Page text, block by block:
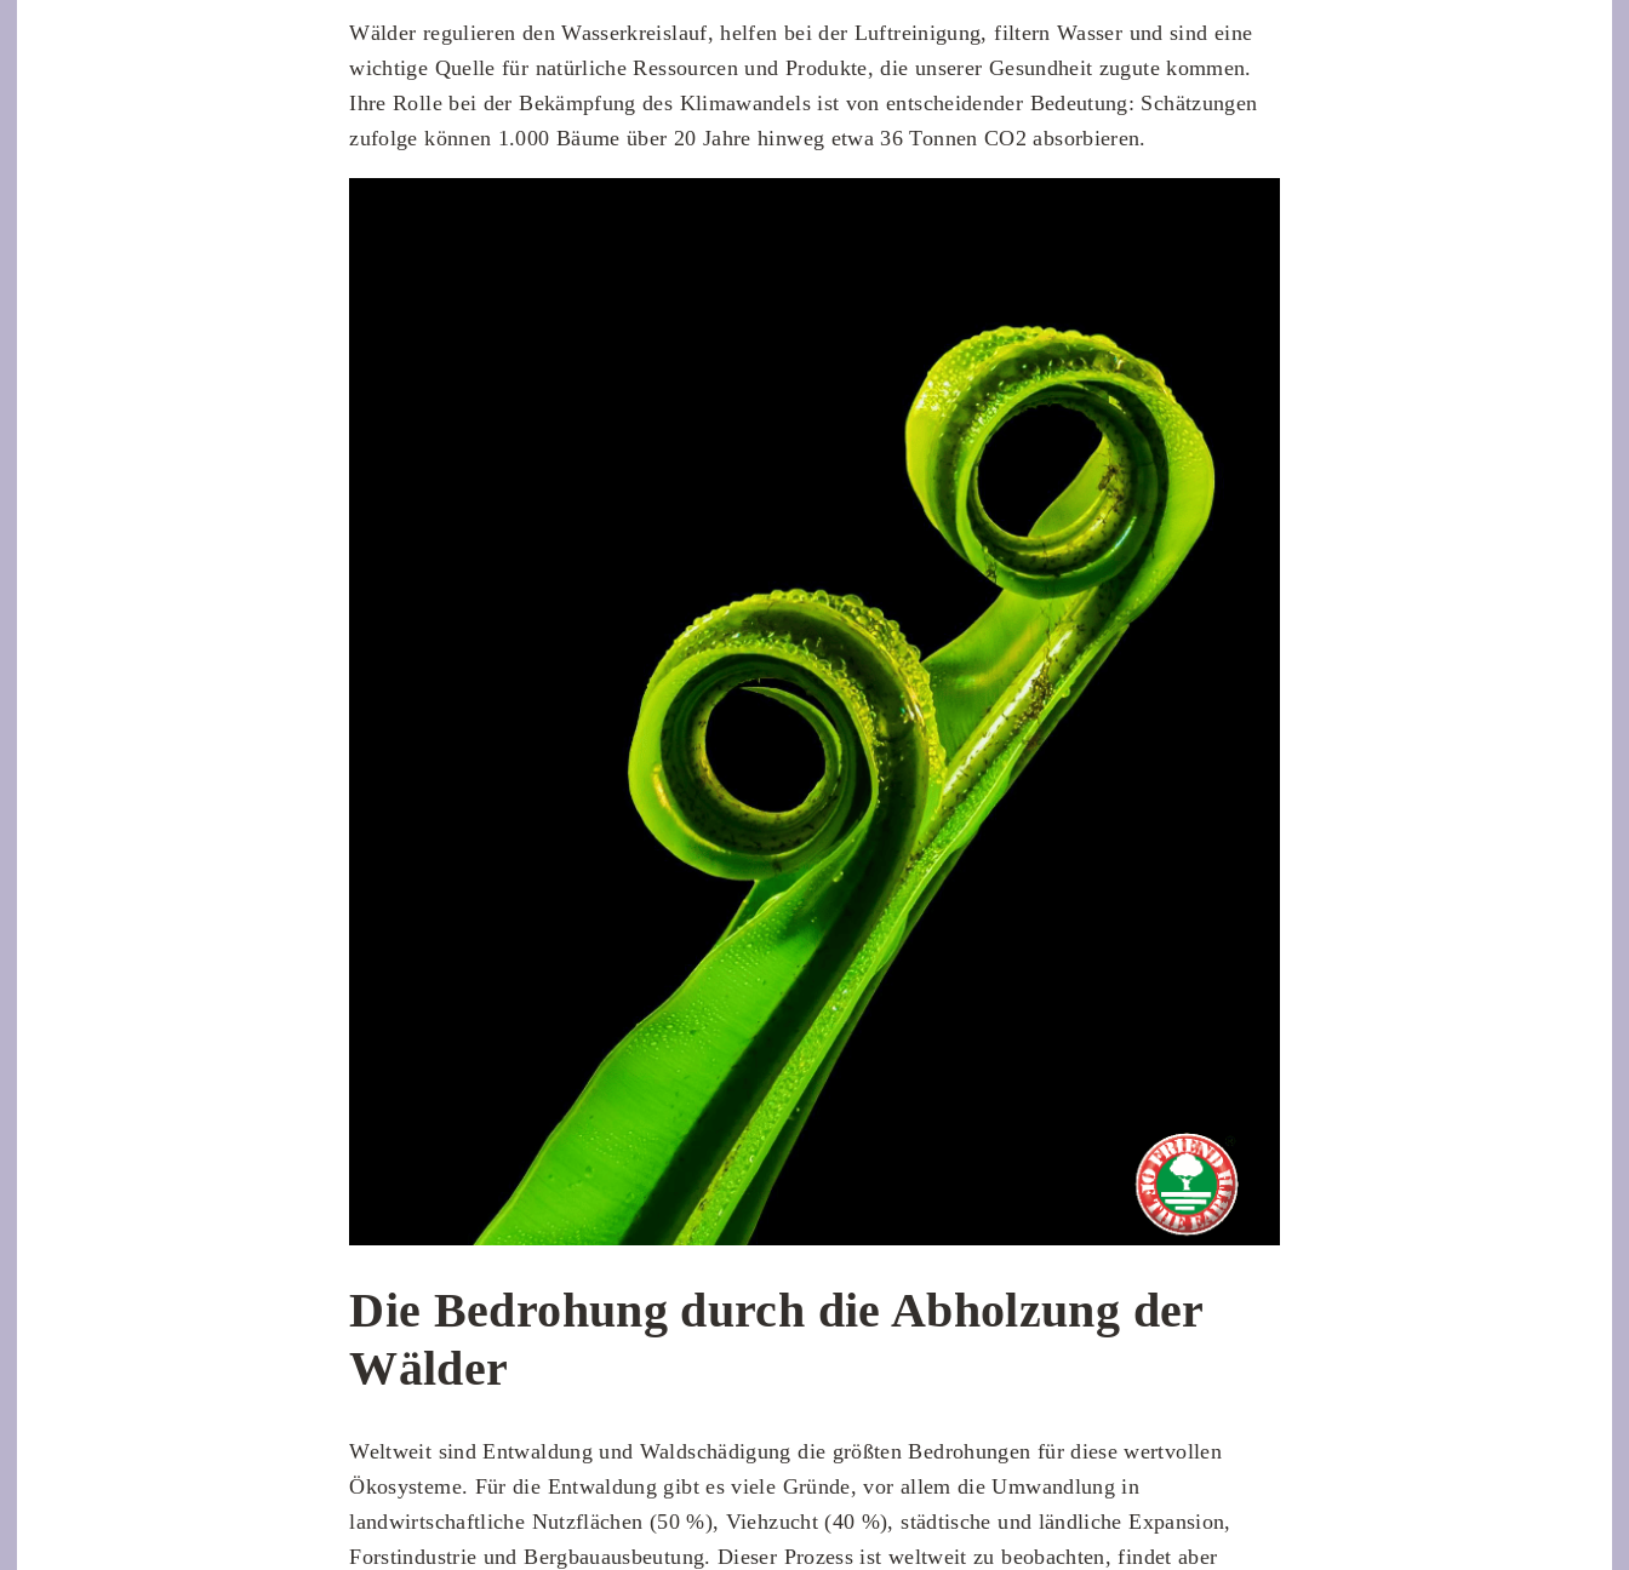
Wälder regulieren den Wasserkreislauf, helfen bei der Luftreinigung, filtern Wasser und sind eine
wichtige Quelle für natürliche Ressourcen und Produkte, die unserer Gesundheit zugute kommen.
Ihre Rolle bei der Bekämpfung des Klimawandels ist von entscheidender Bedeutung: Schätzungen
zufolge können 1.000 Bäume über 20 Jahre hinweg etwa 36 Tonnen CO2 absorbieren.
Die Bedrohung durch die Abholzung der
Wälder
Weltweit sind Entwaldung und Waldschädigung die größten Bedrohungen für diese wertvollen
Ökosysteme. Für die Entwaldung gibt es viele Gründe, vor allem die Umwandlung in
landwirtschaftliche Nutzflächen (50 %), Viehzucht (40 %), städtische und ländliche Expansion,
Forstindustrie und Bergbauausbeutung. Dieser Prozess ist weltweit zu beobachten, findet aber